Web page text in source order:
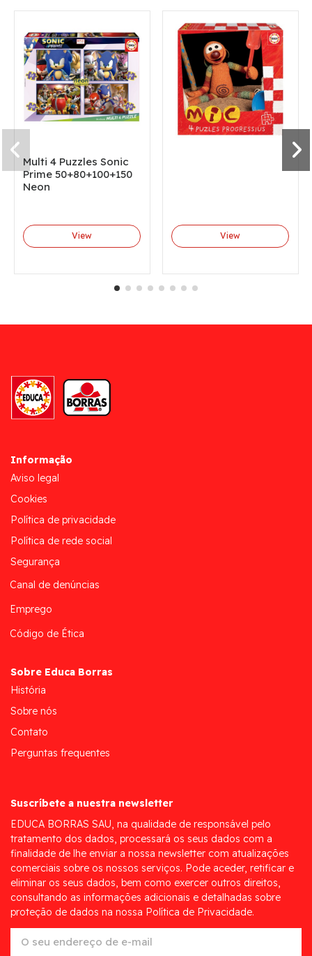
Multi 4 Puzzles Sonic
Prime 50+80+100+150
Neon
View View
Informação
Aviso legal
Cookies
Política de privacidade
Política de rede social
Segurança
Canal de denúncias
Emprego
Código de Ética
Sobre Educa Borras
História
Sobre nós
Contato
Perguntas frequentes
Suscríbete a nuestra newsletter
EDUCA BORRAS SAU, na qualidade de responsável pelo
tratamento dos dados, processará os seus dados com a
finalidade de lhe enviar a nossa newsletter com atualizações
comerciais sobre os nossos serviços. Pode aceder, retificar e
eliminar os seus dados, bem como exercer outros direitos,
consultando as informações adicionais e detalhadas sobre
proteção de dados na nossa Política de Privacidade.